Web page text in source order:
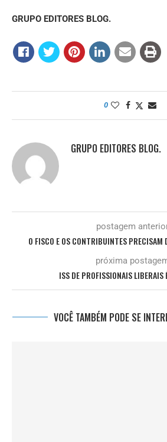
GRUPO EDITORES BLOG.
0
GRUPO EDITORES BLOG.
postagem
O FISCO E OS CONTRIBUINTES PRECISAM
próxima
ISS DE PROFISSIONAIS LIBERAIS
VOCÊ TAMBÉM PODE SE